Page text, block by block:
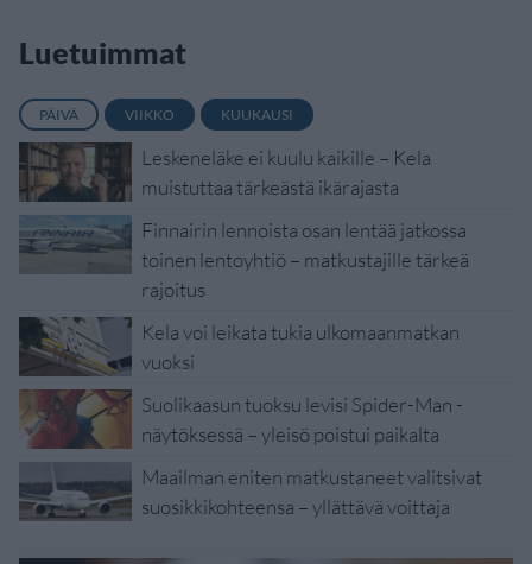
Luetuimmat
PÄIVÄ VIIKKO KUUKAUSI
Leskeneläke ei kuulu kaikille – Kela
muistuttaa tärkeästä ikärajasta
Finnairin lennoista osan lentää jatkossa
toinen lentoyhtiö – matkustajille tärkeä
rajoitus
Kela voi leikata tukia ulkomaanmatkan
vuoksi
Suolikaasun tuoksu levisi Spider-Man -
näytöksessä – yleisö poistui paikalta
Maailman eniten matkustaneet valitsivat
suosikkikohteensa – yllättävä voittaja